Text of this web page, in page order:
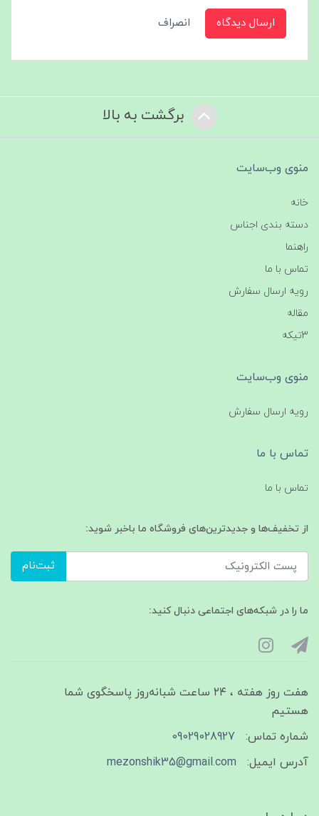
ارسال دیدگاه انصراف
برگشت به بالا
منوی وب‌سایت
خانه
دسته بندی اجناس
راهنما
تماس با ما
رویه ارسال سفارش
مقاله
3تیکه
منوی وب‌سایت
رویه ارسال سفارش
تماس با ما
تماس با ما
از تخفیف‌ها و جدیدترین‌های فروشگاه ما باخبر شوید:
ثبت‌نام
ما را در شبکه‌های اجتماعی دنبال کنید:
هفت روز هفته ، ۲۴ ساعت شبانه‌روز پاسخگوی شما
هستیم
شماره تماس:
09029028927
آدرس ایمیل:
mezonshik35@gmail.com